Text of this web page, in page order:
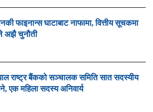
फाइनान्स घाटाबाट नाफामा, वित्तीय सूचकमा
अझै चुनौती
राष्ट्र बैंकको सञ्चालक समिति सात सदस्यीय
एक महिला सदस्य अनिवार्य